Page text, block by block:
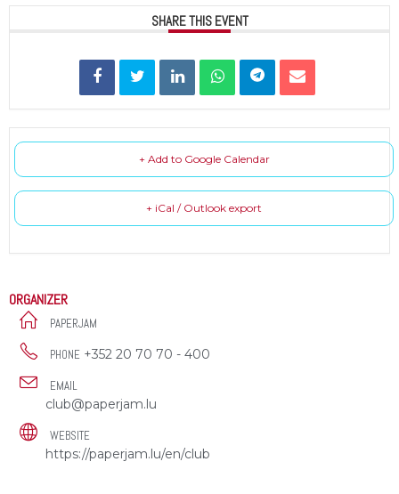
SHARE THIS EVENT
+ Add to Google Calendar
+ iCal / Outlook export
ORGANIZER
PAPERJAM
PHONE +352 20 70 70 - 400
EMAIL
club@paperjam.lu
WEBSITE
https://paperjam.lu/en/club